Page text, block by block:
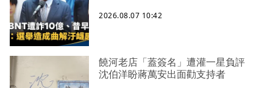
2026.08.07 10:42
饒河老店「蓋簽名」遭灌一星負評
沈伯洋盼蔣萬安出面勸支持者